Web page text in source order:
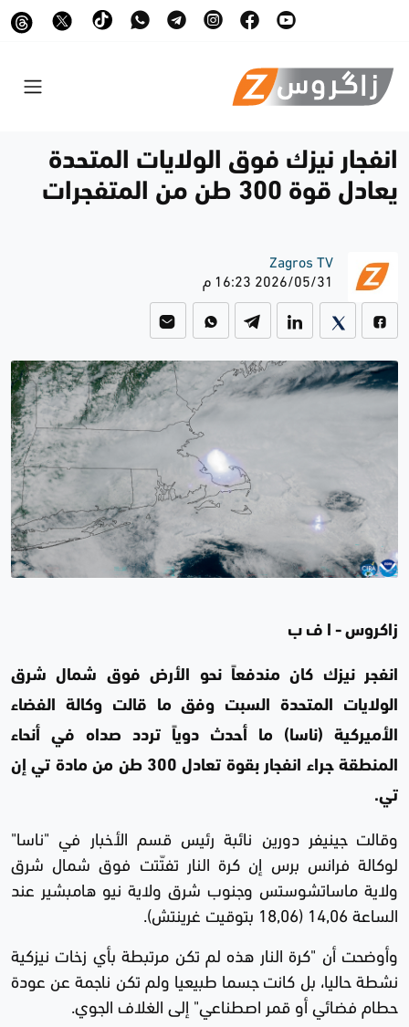
انفجار نيزك فوق الولايات المتحدة
يعادل قوة 300 طن من المتفجرات
Zagros TV
2026/05/31 16:23 م
زاكروس - ا ف ب
انفجر نيزك كان مندفعاً نحو الأرض فوق شمال شرق
الولايات المتحدة السبت وفق ما قالت وكالة الفضاء
الأميركية (ناسا) ما أحدث دوياً تردد صداه في أنحاء
المنطقة جراء انفجار بقوة تعادل 300 طن من مادة تي إن
تي.
وقالت جينيفر دورين نائبة رئيس قسم الأخبار في "ناسا"
لوكالة فرانس برس إن كرة النار تفتّتت فوق شمال شرق
ولاية ماساتشوستس وجنوب شرق ولاية نيو هامبشير عند
الساعة 14,06 (18,06 بتوقيت غرينتش).
وأوضحت أن "كرة النار هذه لم تكن مرتبطة بأي زخات نيزكية
نشطة حاليا، بل كانت جسما طبيعيا ولم تكن ناجمة عن عودة
حطام فضائي أو قمر اصطناعي" إلى الغلاف الجوي.